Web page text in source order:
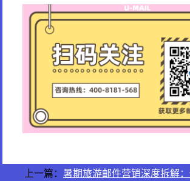
上一篇： 暑期旅游邮件营销深度拆解